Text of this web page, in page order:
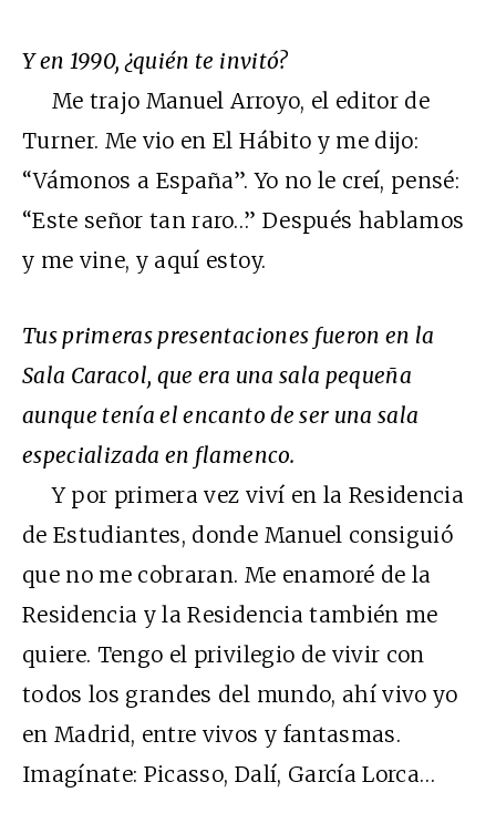
Y en 1990, ¿quién te invitó?
Me trajo Manuel Arroyo, el editor de
Turner. Me vio en El Hábito y me dijo:
“Vámonos a España”. Yo no le creí, pensé:
“Este señor tan raro…” Después hablamos
y me vine, y aquí estoy.
Tus primeras presentaciones fueron en la
Sala Caracol, que era una sala pequeña
aunque tenía el encanto de ser una sala
especializada en flamenco.
Y por primera vez viví en la Residencia
de Estudiantes, donde Manuel consiguió
que no me cobraran. Me enamoré de la
Residencia y la Residencia también me
quiere. Tengo el privilegio de vivir con
todos los grandes del mundo, ahí vivo yo
en Madrid, entre vivos y fantasmas.
Imagínate: Picasso, Dalí, García Lorca…